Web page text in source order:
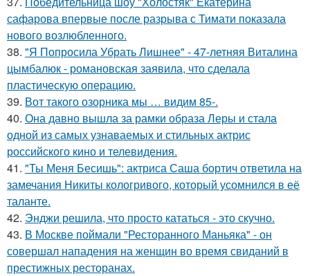
сафарова впервые после разрыва с Тимати показала
нового возлюбленного.
38. "Я Попросила Убрать Лишнее" - 47-летняя Виталина
цымбалюк - романовская заявила, что сделала
пластическую операцию.
39. Вот такого озорника мы … видим 85-.
40. Она давно вышла за рамки образа Леры и стала
одной из самых узнаваемых и стильных актрис
российского кино и телевидения.
41. "Ты Меня Бесишь": актриса Саша бортич ответила на
замечания Никиты кологривого, который усомнился в её
таланте.
42. Энджи решила, что просто кататься - это скучно.
43. В Москве поймали "Ресторанного Маньяка" - он
совершал нападения на женщин во время свиданий в
престижных ресторанах.